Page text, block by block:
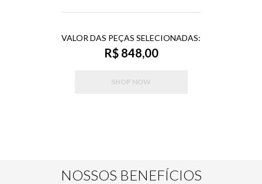
VALOR DAS PEÇAS SELECIONADAS:
R$ 848,00
SHOP NOW
NOSSOS BENEFÍCIOS